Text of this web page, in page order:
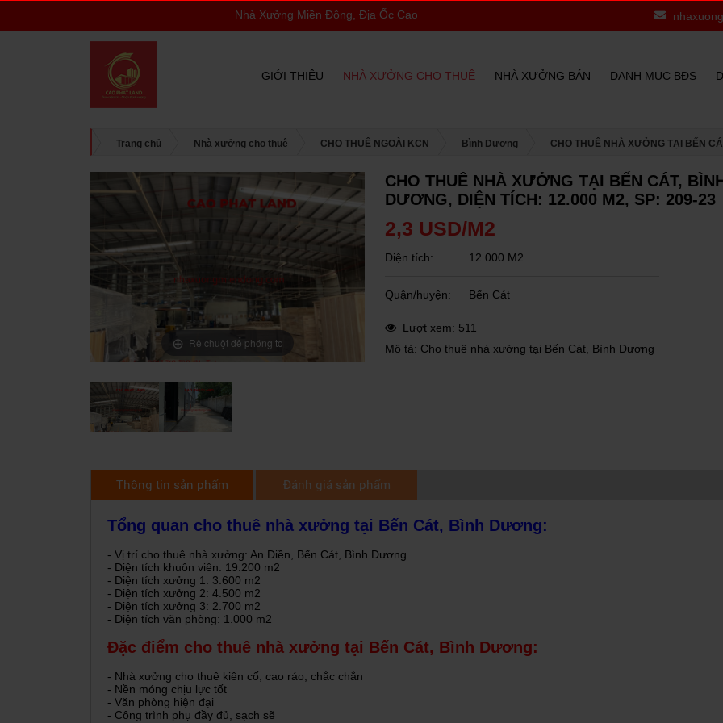
Nhà Xưởng Miền Đông, Địa Ốc Cao Phát Kính Chào Quý Khách
GIỚI THIỆU NHÀ XƯỞNG CHO THUÊ NHÀ XƯỞNG BÁN DANH MỤC BĐS
Trang chủ Nhà xưởng cho thuê CHO THUÊ NGOÀI KCN Bình Dương CHO THUÊ NHÀ XƯỞNG TẠI BẾN
Rê chuột để phóng to
CHO THUÊ NHÀ XƯỞNG TẠI BẾN CÁT,
DƯƠNG, DIỆN TÍCH: 12.000 M2, SP: 209-23
2,3 USD/M2
Diện tích: 12.000 M2
Quận/huyện: Bến Cát
Lượt xem: 511
Mô tả: Cho thuê nhà xưởng tại Bến Cát, Bình Dương
Thông tin sản phẩm Đánh giá sản phẩm
Tổng quan cho thuê nhà xưởng tại Bến Cát, Bình Dương:
- Vị trí cho thuê nhà xưởng: An Điền, Bến Cát, Bình Dương
- Diện tích khuôn viên: 19.200 m2
- Diện tích xưởng 1: 3.600 m2
- Diện tích xưởng 2: 4.500 m2
- Diện tích xưởng 3: 2.700 m2
- Diện tích văn phòng: 1.000 m2
Đặc điểm cho thuê nhà xưởng tại Bến Cát, Bình Dương:
- Nhà xưởng cho thuê kiên cố, cao ráo, chắc chắn
- Nền móng chịu lực tốt
- Văn phòng hiện đại
- Công trình phụ đầy đủ, sạch sẽ